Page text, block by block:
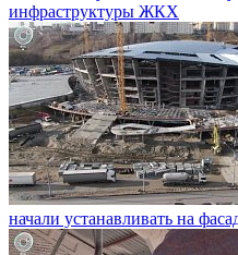
инфраструктуры ЖКХ
начали устанавливать на